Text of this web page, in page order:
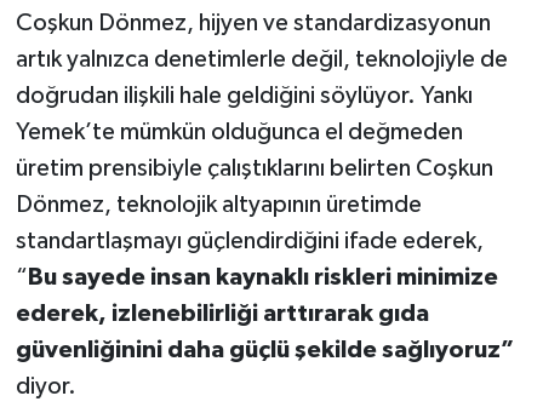
Coşkun Dönmez, hijyen ve standardizasyonun
artık yalnızca denetimlerle değil, teknolojiyle de
doğrudan ilişkili hale geldiğini söylüyor. Yankı
Yemek’te mümkün olduğunca el değmeden
üretim prensibiyle çalıştıklarını belirten Coşkun
Dönmez, teknolojik altyapının üretimde
standartlaşmayı güçlendirdiğini ifade ederek,
“ Bu sayede insan kaynaklı riskleri minimize
ederek, izlenebilirliği arttırarak gıda
güvenliğinini daha güçlü şekilde sağlıyoruz”
diyor.